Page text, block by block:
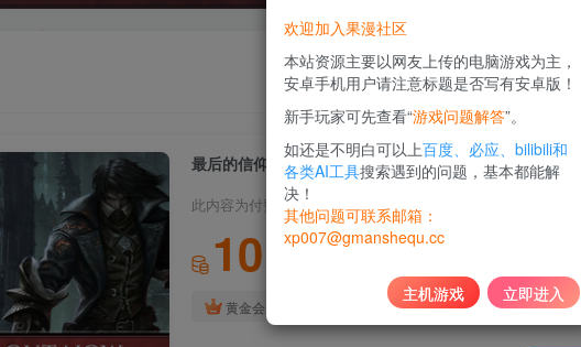
此内容为付费资源，请付费后查看
10
黄金会员
欢迎加入果漫社区
本站资源主要以网友上传的电脑游戏为主，
安卓手机用户请注意标题是否写有安卓版！
新手玩家可先查看“游戏问题解答”。
如还是不明白可以上百度、必应、bilibili和
各类AI工具搜索遇到的问题，基本都能解
决！
其他问题可联系邮箱：
xp007@gmanshequ.cc
主机游戏 立即进入